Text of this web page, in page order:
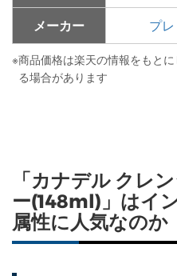
メーカー
プ
※商品価格は楽天の情報をもと
る場合があります
「カナデル クレ
ー(148ml)」はイ
属性に人気なのか